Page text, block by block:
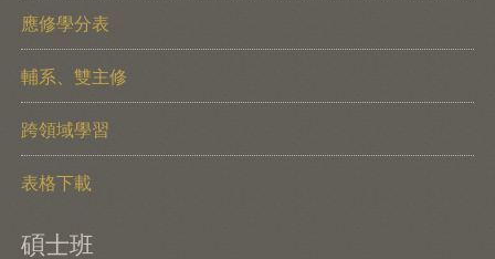
應修學分表
輔系、雙主修
跨領域學習
表格下載
碩士班